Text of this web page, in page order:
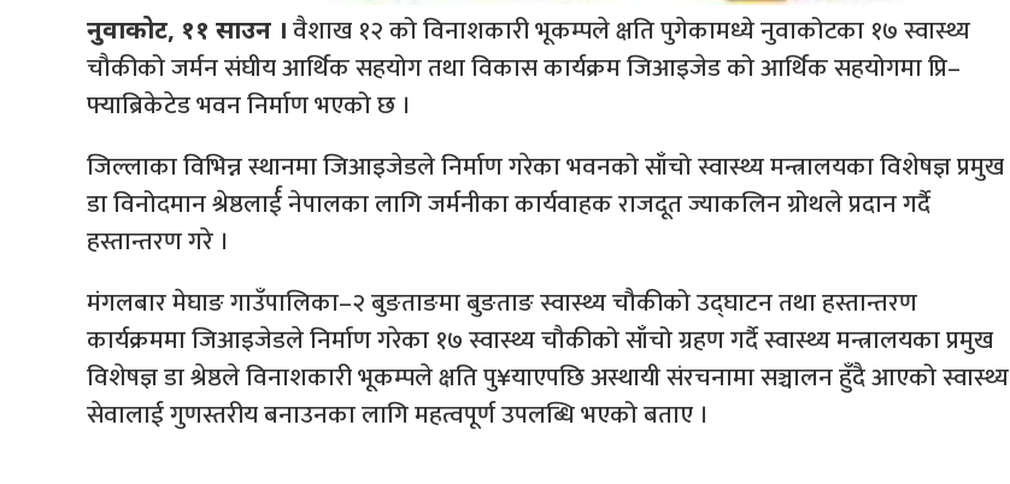
नुवाकोट, ११ साउन । वैशाख १२ को विनाशकारी भूकम्पले क्षति पुगेकामध्ये नुवाकोटका १७ स्वास्थ्य
चौकीको जर्मन संघीय आर्थिक सहयोग तथा विकास कार्यक्रम जिआइजेड को आर्थिक सहयोगमा प्रि–
फ्याब्रिकेटेड भवन निर्माण भएको छ ।
जिल्लाका विभिन्न स्थानमा जिआइजेडले निर्माण गरेका भवनको साँचो स्वास्थ्य मन्त्रालयका विशेषज्ञ प्रमुख
डा विनोदमान श्रेष्ठलार्ई नेपालका लागि जर्मनीका कार्यवाहक राजदूत ज्याकलिन ग्रोथले प्रदान गर्दै
हस्तान्तरण गरे ।
मंगलबार मेघाङ गाउँपालिका–२ बुङताङमा बुङताङ स्वास्थ्य चौकीको उद्घाटन तथा हस्तान्तरण
कार्यक्रममा जिआइजेडले निर्माण गरेका १७ स्वास्थ्य चौकीको साँचो ग्रहण गर्दै स्वास्थ्य मन्त्रालयका प्रमुख
विशेषज्ञ डा श्रेष्ठले विनाशकारी भूकम्पले क्षति पु¥याएपछि अस्थायी संरचनामा सञ्चालन हुँदै आएको स्वास्थ्य
सेवालाई गुणस्तरीय बनाउनका लागि महत्वपूर्ण उपलब्धि भएको बताए ।